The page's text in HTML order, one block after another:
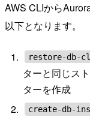
AWS CLIから
以下となります。
restore-db-
ターと同じス
ターを作成
create-db-